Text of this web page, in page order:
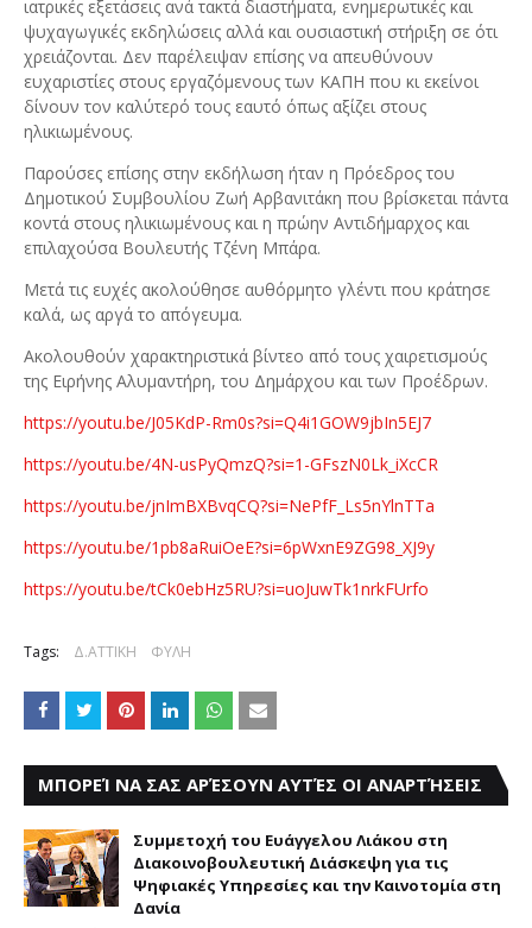
ιατρικές εξετάσεις ανά τακτά διαστήματα, ενημερωτικές και
ψυχαγωγικές εκδηλώσεις αλλά και ουσιαστική στήριξη σε ότι
χρειάζονται. Δεν παρέλειψαν επίσης να απευθύνουν
ευχαριστίες στους εργαζόμενους των ΚΑΠΗ που κι εκείνοι
δίνουν τον καλύτερό τους εαυτό όπως αξίζει στους
ηλικιωμένους.
Παρούσες επίσης στην εκδήλωση ήταν η Πρόεδρος του
Δημοτικού Συμβουλίου Ζωή Αρβανιτάκη που βρίσκεται πάντα
κοντά στους ηλικιωμένους και η πρώην Αντιδήμαρχος και
επιλαχούσα Βουλευτής Τζένη Μπάρα.
Μετά τις ευχές ακολούθησε αυθόρμητο γλέντι που κράτησε
καλά, ως αργά το απόγευμα.
Ακολουθούν χαρακτηριστικά βίντεο από τους χαιρετισμούς
της Ειρήνης Αλυμαντήρη, του Δημάρχου και των Προέδρων.
https://youtu.be/J05KdP-Rm0s?si=Q4i1GOW9jbIn5EJ7
https://youtu.be/4N-usPyQmzQ?si=1-GFszN0Lk_iXcCR
https://youtu.be/jnImBXBvqCQ?si=NePfF_Ls5nYlnTTa
https://youtu.be/1pb8aRuiOeE?si=6pWxnE9ZG98_XJ9y
https://youtu.be/tCk0ebHz5RU?si=uoJuwTk1nrkFUrfo
Tags: Δ.ΑΤΤΙΚΗ ΦΥΛΗ
ΜΠΟΡΕΊ ΝΑ ΣΑΣ ΑΡΈΣΟΥΝ ΑΥΤΈΣ ΟΙ ΑΝΑΡΤΉΣΕΙΣ
Συμμετοχή του Ευάγγελου Λιάκου στη
Διακοινοβουλευτική Διάσκεψη για τις
Ψηφιακές Υπηρεσίες και την Καινοτομία στη
Δανία